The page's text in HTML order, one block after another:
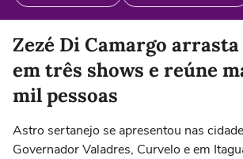
Zezé Di Camargo
em três shows e reúne
mil pessoas
Astro sertanejo se apresentou nas
Governador Valadres, Curvelo e em